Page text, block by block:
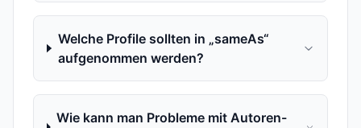
Welche Profile sollten in „sameAs“
aufgenommen werden?
Wie kann man Probleme mit Autoren-